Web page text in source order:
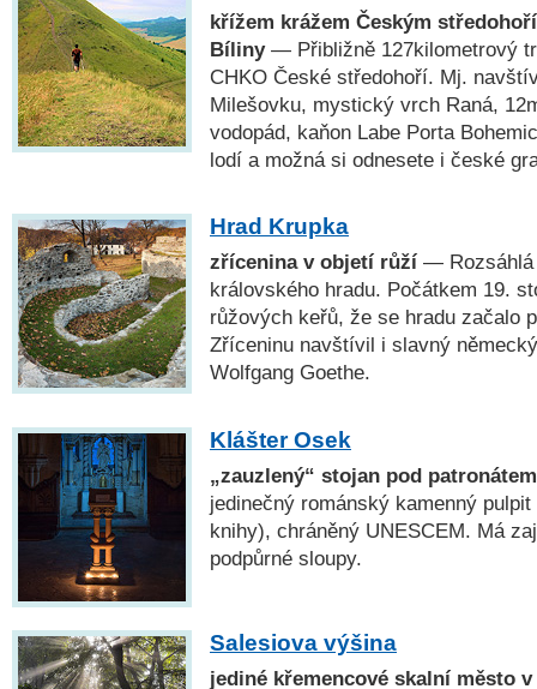
křížem krážem Českým
Bíliny— Přibližně 127kilometrový
CHKO České středohoří. Mj.
Milešovku, mystický vrch Raná,
vodopád, kaňon Labe Porta
lodí a možná si odnesete i české
Hrad Krupka
zřícenina v objetí růží — Rozsáhlá
královského hradu. Počátkem 19.
růžových keřů, že se hradu začalo
Zříceninu navštívil i slavný
Wolfgang Goethe.
Klášter Osek
„zauzlený“ stojan pod
jedinečný románský kamenný
knihy), chráněný UNESCEM. Má
podpůrné sloupy.
Salesiova výšina
jediné křemencové skalní město v